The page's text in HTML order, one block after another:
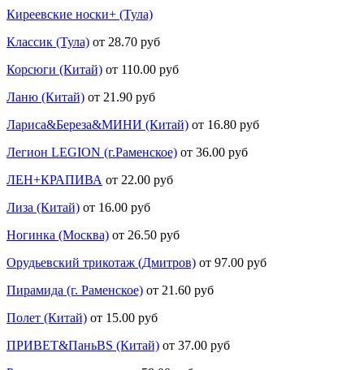
Киреевские носки+ (Тула)
Классик (Тула) от 28.70 руб
Корсюги (Китай) от 110.00 руб
Ланю (Китай) от 21.90 руб
Лариса&Береза&МИНИ (Китай) от 16.80 руб
Легион LEGION (г.Раменское) от 36.00 руб
ЛЕН+КРАПИВА от 22.00 руб
Лиза (Китай) от 16.00 руб
Ногинка (Москва) от 26.50 руб
Орудьевский трикотаж (Дмитров) от 97.00 руб
Пирамида (г. Раменское) от 21.60 руб
Полет (Китай) от 15.00 руб
ПРИВЕТ&ПаньBS (Китай) от 37.00 руб